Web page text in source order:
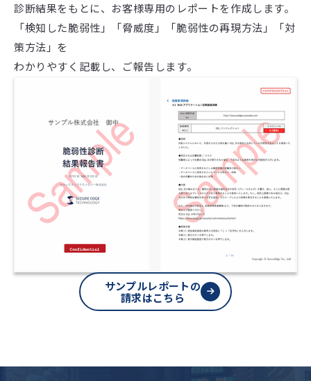
診断結果をもとに、お客様専用のレポートを作成します。
「検知した脆弱性」「脅威度」「脆弱性の再現方法」「対
策方法」を
わかりやすく記載し、ご報告します。
サンプルレポートの
請求はこちら